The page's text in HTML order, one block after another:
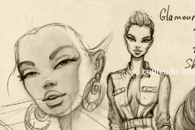
só conteudo